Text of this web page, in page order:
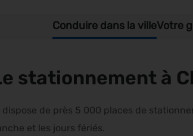
Conduire dans la villeVotre
stationnement à
dispose de près 5 000 places de
et les jours fériés.